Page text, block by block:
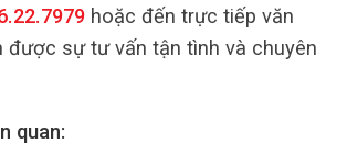
hoặc đến trực tiếp văn
được sự tư vấn tận tình và chuyên
quan: